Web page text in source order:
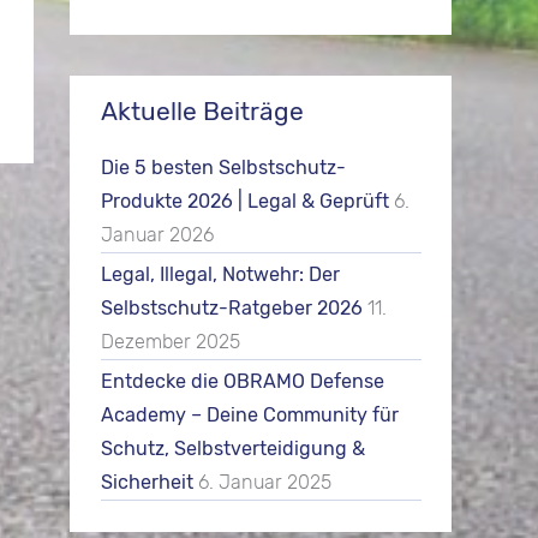
Aktuelle Beiträge
Die 5 besten Selbstschutz-
Produkte 2026 | Legal & Geprüft 6.
Januar 2026
Legal, Illegal, Notwehr: Der
Selbstschutz-Ratgeber 2026 11.
Dezember 2025
Entdecke die OBRAMO Defense
Academy – Deine Community für
Schutz, Selbstverteidigung &
Sicherheit 6. Januar 2025